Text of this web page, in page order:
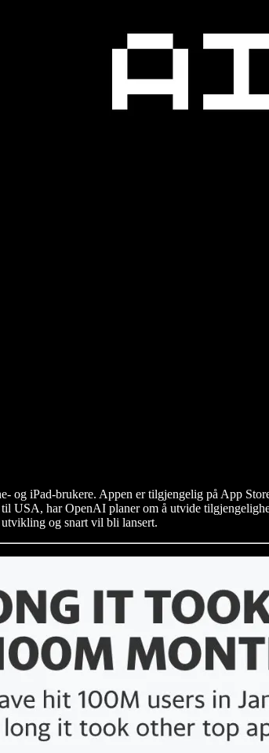
og iPad-brukere. Appen er tilgjengelig på App
USA, har OpenAI planer om å utvide
og snart vil bli lansert.